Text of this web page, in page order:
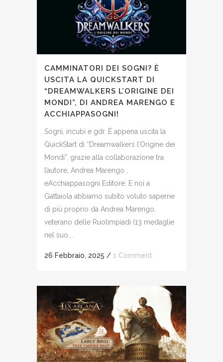
CAMMINATORI DEI SOGNI? È
USCITA LA QUICKSTART DI
“DREAMWALKERS L’ORIGINE DEI
MONDI”, DI ANDREA MARENGO E
ACCHIAPPASOGNI!
Sogni, incubi e gdr. È appena uscita la
QuickStart di “Dreamwalkers l’Origine dei
Mondi”, grazie alla collaborazione tra
l’autore, Andrea Marengo ,
eAcchiappasogni Editore. E noi a
Gattaiola abbiamo subito voluto saperne
di più proprio da Andrea Marengo,
veterano delle Ruolimpiadi (13 medaglie
nel suo...
26 Febbraio, 2025 / 1 Comment